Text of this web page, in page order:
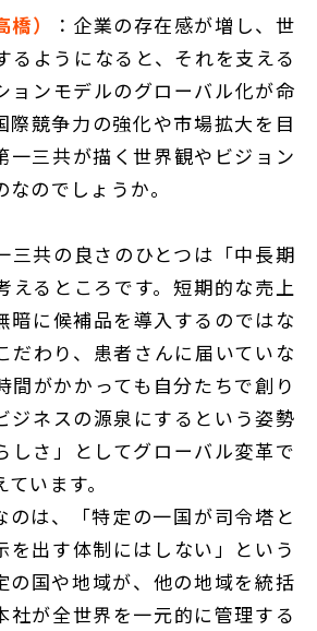
）
：企業の存在感が増し、世
るようになると、それを支える
ョンモデルのグローバル化が命
際競争力の強化や市場拡大を目
一三共が描く世界観やビジョン
のでしょうか。
三共の良さのひとつは「中長期
えるところです。短期的な売上
暗に候補品を導入するのではな
だわり、患者さんに届いていな
間がかかっても自分たちで創り
ジネスの源泉にするという姿勢
しさ」としてグローバル変革で
います。
のは、「特定の一国が司令塔と
を出す体制にはしない」という
の国や地域が、他の地域を統括
社が全世界を一元的に管理する